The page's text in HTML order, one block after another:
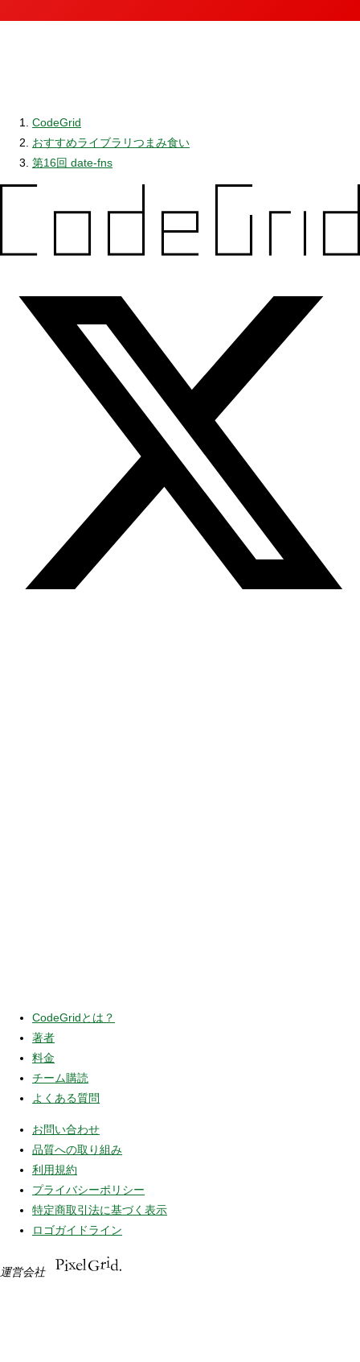
CodeGrid
おすすめライブラリつまみ食い
第16回 date-fns
CodeGridとは？
著者
料金
チーム購読
よくある質問
お問い合わせ
品質への取り組み
利用規約
プライバシーポリシー
特定商取引法に基づく表示
ロゴガイドライン
運営会社